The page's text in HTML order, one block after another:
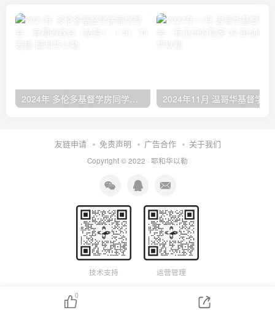
2024年 多伦多基督学房同学聚会：有福的教会（帖后1：1-5） 刘志雄
友链申请 免责声明 广告合作 关于我们
Copyright © 2022 · 耶和华以勒
技术支持 运营管理
0